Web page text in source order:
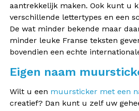
aantrekkelijk maken. Ook kunt u
verschillende lettertypes en een
De wat minder bekende maar
minder leuke Franse teksten
bovendien een echte
Eigen naam
Wilt u een muursticker met een
creatief? Dan kunt u zelf uw